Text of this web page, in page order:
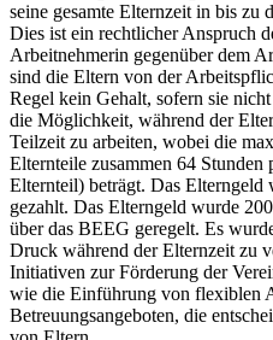
seine gesamte Elternzeit in bis zu
Dies ist ein rechtlicher Anspruch
Arbeitnehmerin gegenüber dem
sind die Eltern von der
Regel kein Gehalt, sofern sie
die Möglichkeit, während der
Teilzeit zu arbeiten, wobei die
Elternteile zusammen 64
Elternteil) beträgt. Das Elterngeld
gezahlt. Das Elterngeld wurde
über das BEEG geregelt. Es
Druck während der Elternzeit zu
Initiativen zur Förderung der
wie die Einführung von flexiblen
Betreuungsangeboten, die